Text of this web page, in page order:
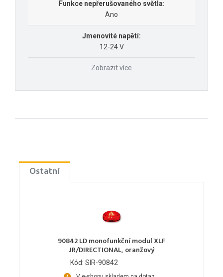
Funkce nepřerušovaného světla:
Ano
Jmenovité napětí:
12-24 V
Zobrazit více
Ostatní
90842 LD monofunkční modul XLF
JR/DIRECTIONAL, oranžový
Kód: SIR-90842